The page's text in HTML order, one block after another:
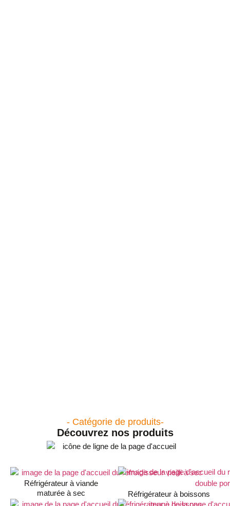
- Catégorie de produits-
Découvrez nos produits
Réfrigérateur à viande
maturée à sec
Réfrigérateur à boissons